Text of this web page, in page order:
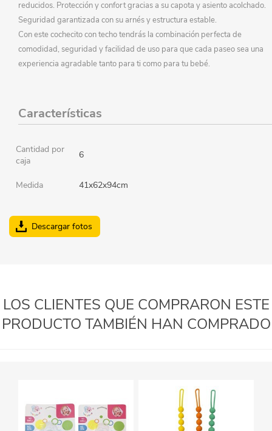
reducidos. Protección y confort gracias a su capota y asiento acolchado.
Seguridad garantizada con su arnés y estructura estable.
Con este cochecito con techo tendrás la combinación perfecta de
comodidad, seguridad y facilidad de uso para que cada paseo sea una
experiencia agradable tanto para ti como para tu bebé.
Características
Cantidad por
caja
6
Medida 41x62x94cm
Descargar fotos
LOS CLIENTES QUE COMPRARON ESTE
PRODUCTO TAMBIÉN HAN COMPRADO